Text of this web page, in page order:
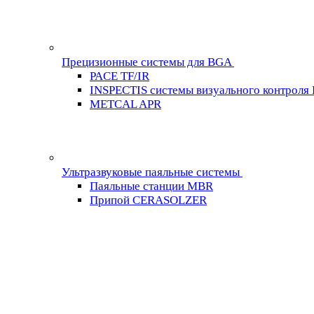
Прецизионные системы для BGA
PACE TF/IR
INSPECTIS системы визуального контроля
METCAL APR
Ультразвуковые паяльные системы
Паяльные станции MBR
Припой CERASOLZER